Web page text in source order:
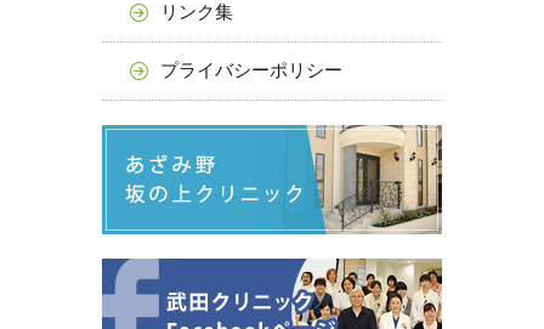
リンク集
プライバシーポリシー